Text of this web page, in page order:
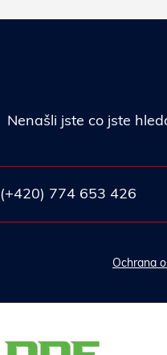
Nenašli jste co jste
(+420) 774 653 426
Ochrana